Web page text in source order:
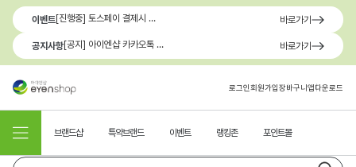
이벤트 [진행중] 토스페이 결제시 최대 1.3만원 혜택 바로가기
공지사항 [공지] 아이엔샵 카카오톡 1:1 문의 채널 이용 안내 바로가기
로그인회원가입장바구니앱다운로드
브랜드샵 특약브랜드 이벤트 랭킹존 포인트몰